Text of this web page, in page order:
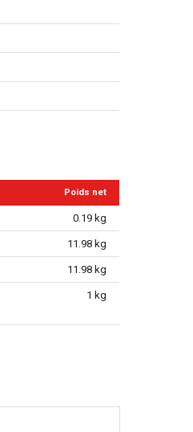
Poids net
0.19 kg
11.98 kg
11.98 kg
1 kg